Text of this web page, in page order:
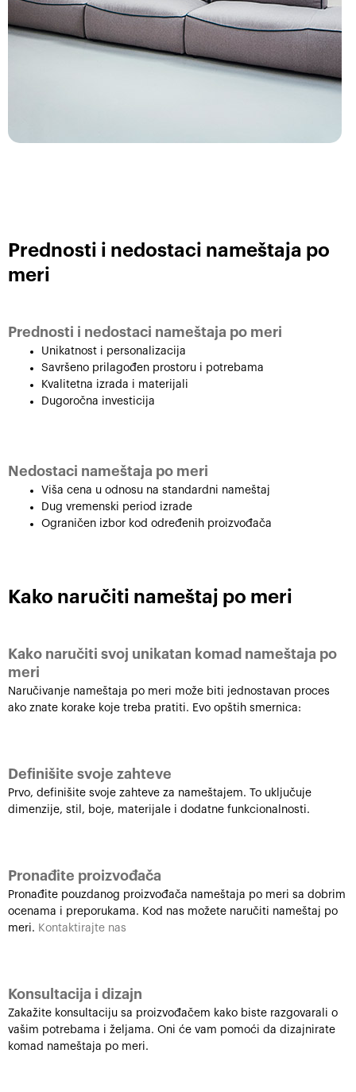
Prednosti i nedostaci nameštaja po
meri
Prednosti i nedostaci nameštaja po meri
Unikatnost i personalizacija
Savršeno prilagođen prostoru i potrebama
Kvalitetna izrada i materijali
Dugoročna investicija
Nedostaci nameštaja po meri
Viša cena u odnosu na standardni nameštaj
Dug vremenski period izrade
Ograničen izbor kod određenih proizvođača
Kako naručiti nameštaj po meri
Kako naručiti svoj unikatan komad nameštaja po
meri
Naručivanje nameštaja po meri može biti jednostavan proces
ako znate korake koje treba pratiti. Evo opštih smernica:
Definišite svoje zahteve
Prvo, definišite svoje zahteve za nameštajem. To uključuje
dimenzije, stil, boje, materijale i dodatne funkcionalnosti.
Pronađite proizvođača
Pronađite pouzdanog proizvođača nameštaja po meri sa dobrim
ocenama i preporukama. Kod nas možete naručiti nameštaj po
meri. Kontaktirajte nas
Konsultacija i dizajn
Zakažite konsultaciju sa proizvođačem kako biste razgovarali o
vašim potrebama i željama. Oni će vam pomoći da dizajnirate
komad nameštaja po meri.